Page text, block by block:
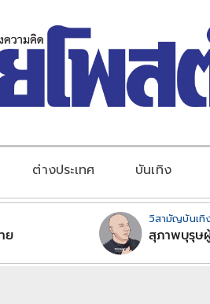
ต่างประเทศ บันเทิง
ย
วิสามัญบันเทิ
สุภาพบุรุษ